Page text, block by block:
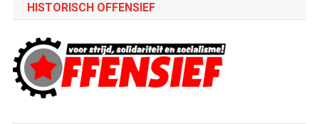
HISTORISCH OFFENSIEF